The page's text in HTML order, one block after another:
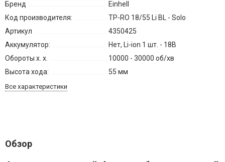
Бренд
Einhell
Код производителя:
TP-RO 18/55 Li BL - Solo
Артикул
4350425
Аккумулятор:
Нет, Li-ion 1 шт. - 18В
Обороты х. х.
10000 - 30000 об/хв
Высота хода:
55 мм
Все характеристики
Обзор